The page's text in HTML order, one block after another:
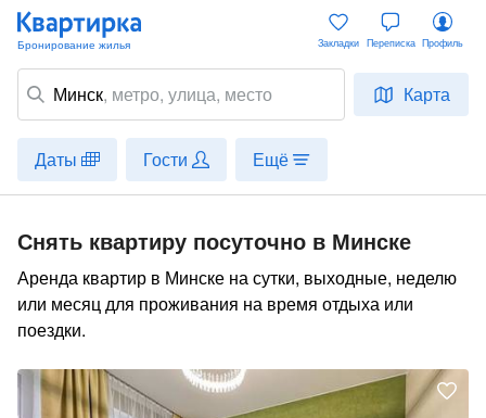
Минск, метро, улица, место Карта
Закладки Переписка Профиль
Даты Гости Ещё
Снять квартиру посуточно в Минске
Аренда квартир в Минске на сутки, выходные, неделю
или месяц для проживания на время отдыха или
поездки.